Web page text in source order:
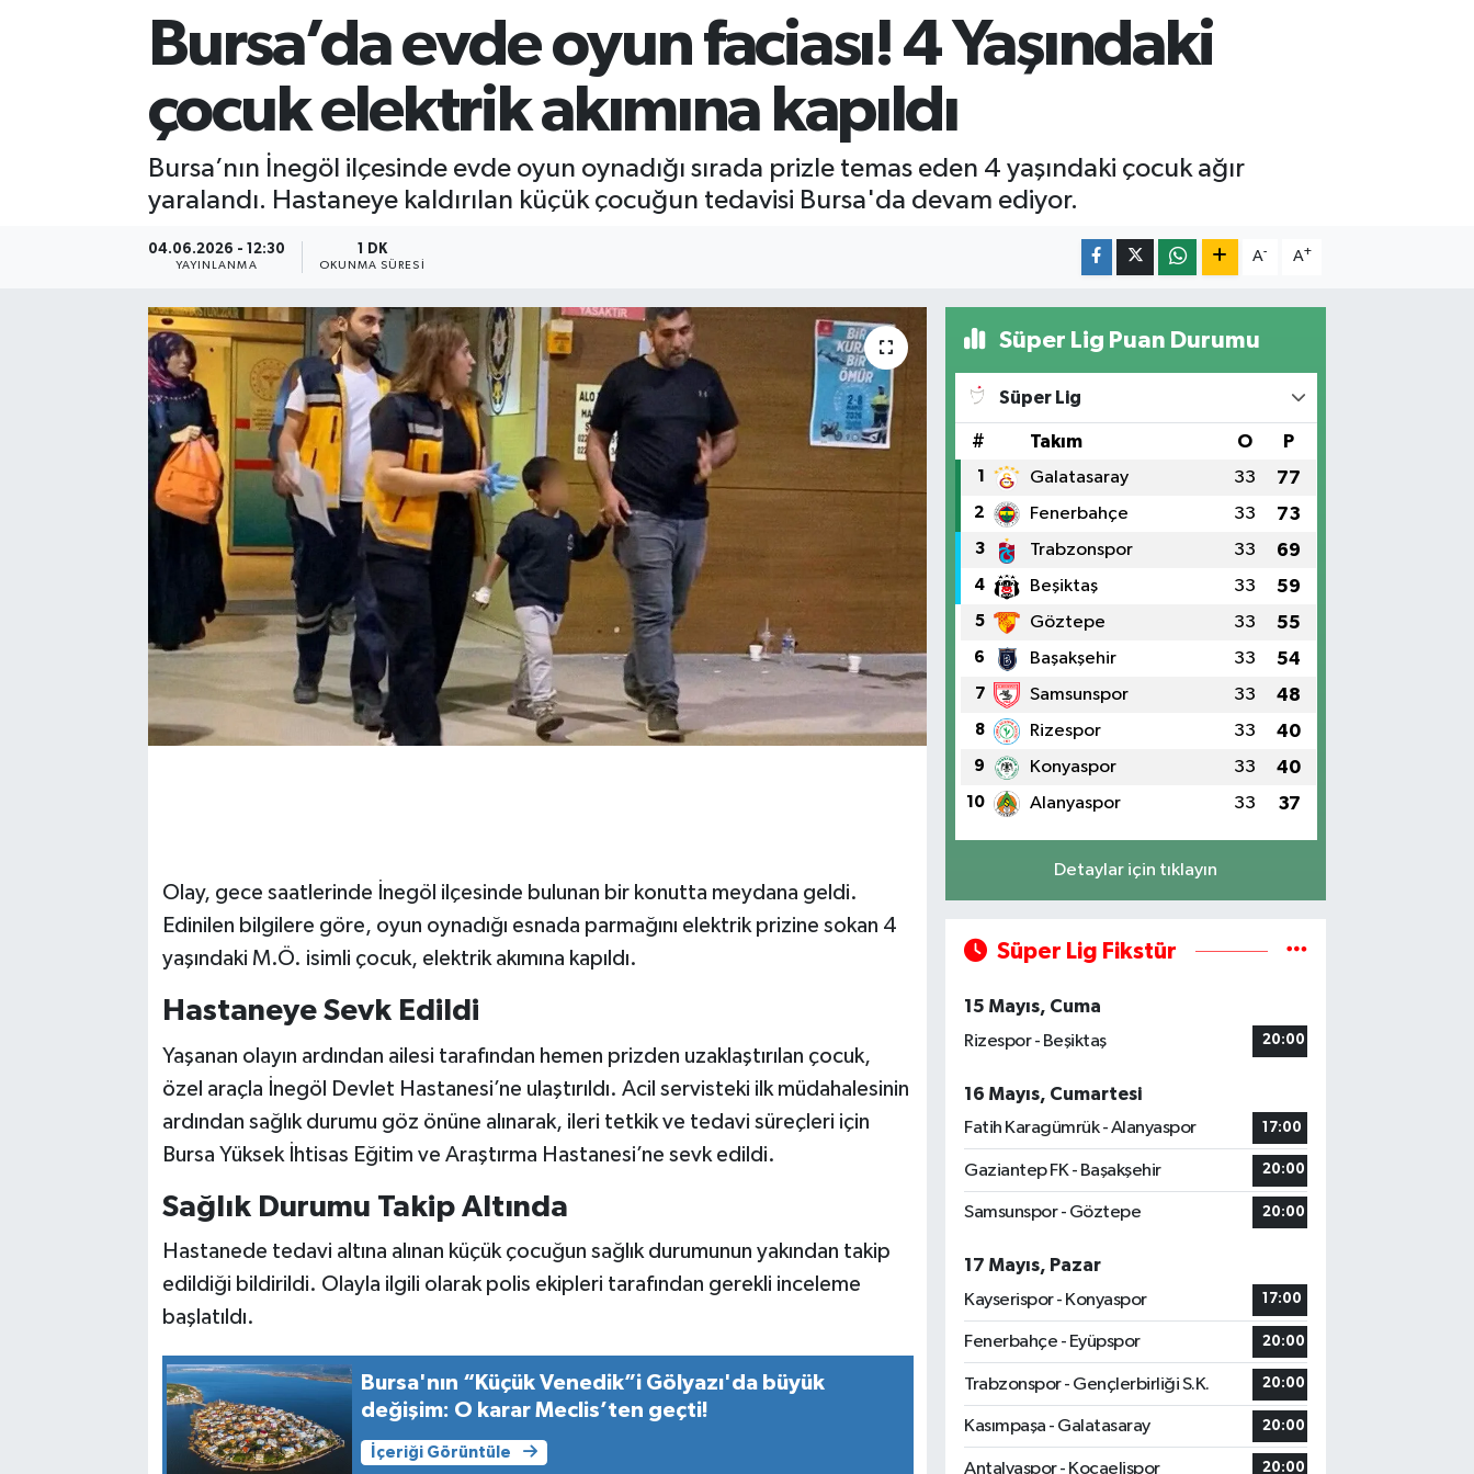
Bursa’da evde oyun faciası! 4 Yaşındaki
çocuk elektrik akımına kapıldı
Bursa’nın İnegöl ilçesinde evde oyun oynadığı sırada prizle temas eden 4 yaşındaki çocuk ağır
yaralandı. Hastaneye kaldırılan küçük çocuğun tedavisi Bursa'da devam ediyor.
04.06.2026 - 12:30
YAYINLANMA
1 DK
OKUNMA SÜRESI
A- A+
Olay, gece saatlerinde İnegöl ilçesinde bulunan bir konutta meydana geldi.
Edinilen bilgilere göre, oyun oynadığı esnada parmağını elektrik prizine sokan 4
yaşındaki M.Ö. isimli çocuk, elektrik akımına kapıldı.
Hastaneye Sevk Edildi
Yaşanan olayın ardından ailesi tarafından hemen prizden uzaklaştırılan çocuk,
özel araçla İnegöl Devlet Hastanesi’ne ulaştırıldı. Acil servisteki ilk müdahalesinin
ardından sağlık durumu göz önüne alınarak, ileri tetkik ve tedavi süreçleri için
Bursa Yüksek İhtisas Eğitim ve Araştırma Hastanesi’ne sevk edildi.
Sağlık Durumu Takip Altında
Hastanede tedavi altına alınan küçük çocuğun sağlık durumunun yakından takip
edildiği bildirildi. Olayla ilgili olarak polis ekipleri tarafından gerekli inceleme
başlatıldı.
Bursa'nın “Küçük Venedik”i Gölyazı'da büyük
değişim: O karar Meclis’ten geçti!
İçeriği Görüntüle
Süper Lig Puan Durumu
Süper Lig
# Takım O P
1 Galatasaray 33 77
2 Fenerbahçe 33 73
3 Trabzonspor 33 69
4 Beşiktaş 33 59
5 Göztepe 33 55
6 Başakşehir 33 54
7 Samsunspor 33 48
8 Rizespor 33 40
9 Konyaspor 33 40
10 Alanyaspor 33 37
Detaylar için tıklayın
Süper Lig Fikstür
15 Mayıs, Cuma
Rizespor - Beşiktaş
20:00
16 Mayıs, Cumartesi
Fatih Karagümrük - Alanyaspor
17:00
Gaziantep FK - Başakşehir 20:00
Samsunspor - Göztepe 20:00
17 Mayıs, Pazar
Kayserispor - Konyaspor
17:00
Fenerbahçe - Eyüpspor 20:00
Trabzonspor - Gençlerbirliği S.K. 20:00
Kasımpaşa - Galatasaray 20:00
Antalyaspor - Kocaelispor 20:00